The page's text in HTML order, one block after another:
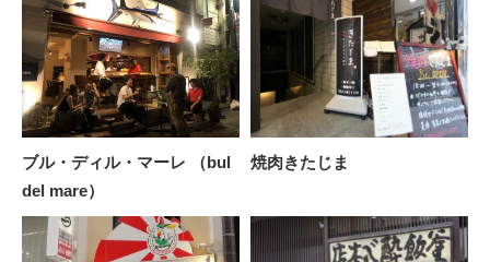
ブル・ディル・マーレ （bul
del mare）
焼肉きたじま